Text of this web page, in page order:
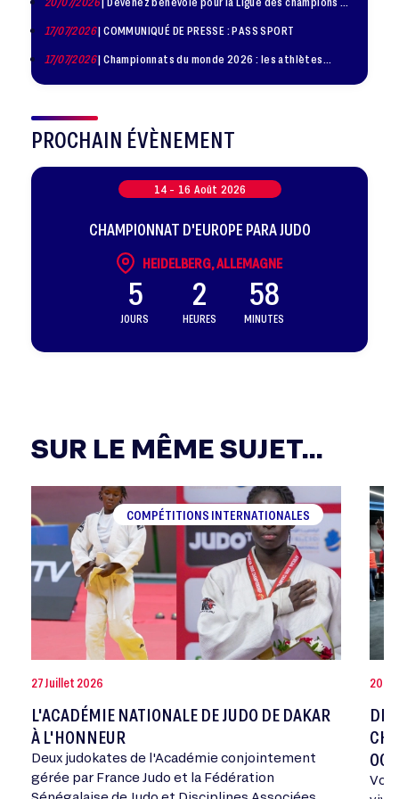
17/07/2026| COMMUNIQUÉ DE PRESSE : PASS SPORT
17/07/2026| Championnats du monde 2026 : les athlètes
PROCHAIN ÉVÈNEMENT
14 - 16 Août 2026
CHAMPIONNAT D'EUROPE PARA JUDO
HEIDELBERG, ALLEMAGNE
5
JOURS
2
HEURES
58
MINUTES
SUR LE MÊME SUJET...
COMPÉTITIONS INTERNATIONALES
27 Juillet 2026
L'ACADÉMIE NATIONALE DE JUDO DE DAKAR
À L'HONNEUR
Deux judokates de l'Académie conjointement
gérée par France Judo et la Fédération
20